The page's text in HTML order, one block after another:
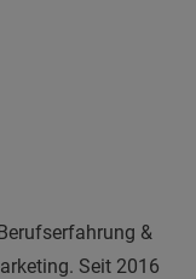
&
Seit 2016